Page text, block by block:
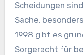
Scheidungen sind meist keine angenehme
Sache,
1998 gibt es
Sorgerecht für